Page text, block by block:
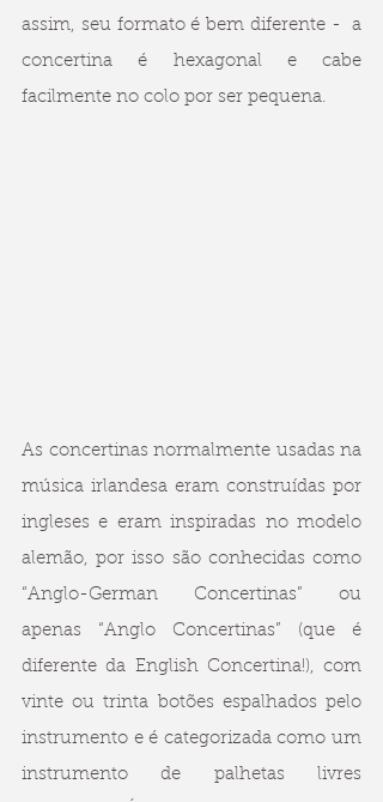
assim, seu formato é bem diferente -  a
concertina é hexagonal e cabe
facilmente no colo por ser pequena.
As concertinas normalmente usadas na
música irlandesa eram construídas por
ingleses e eram inspiradas no modelo
alemão, por isso são conhecidas como
“Anglo-German Concertinas” ou
apenas “Anglo Concertinas” (que é
diferente da English Concertina!), com
vinte ou trinta botões espalhados pelo
instrumento e é categorizada como um
instrumento de palhetas livres